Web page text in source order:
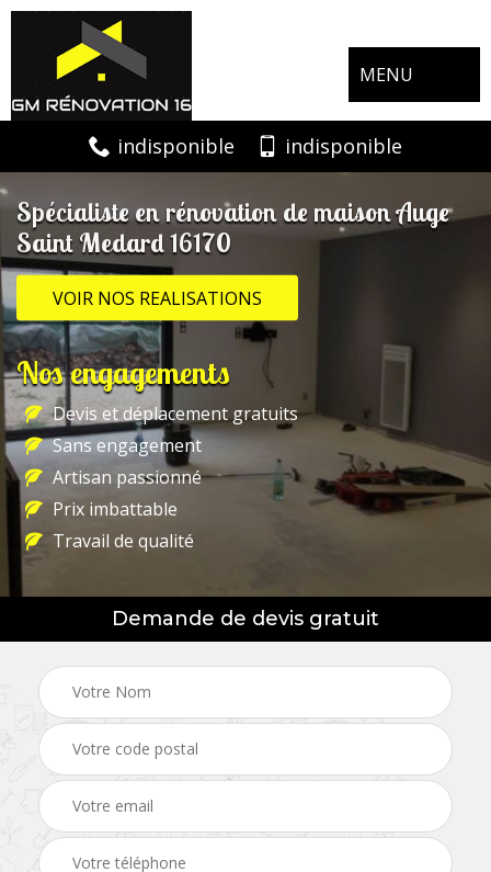
MENU
indisponible indisponible
Spécialiste en rénovation de maison Auge
Saint Medard 16170
VOIR NOS REALISATIONS
Nos engagements
Devis et déplacement gratuits
Sans engagement
Artisan passionné
Prix imbattable
Travail de qualité
Demande de devis gratuit